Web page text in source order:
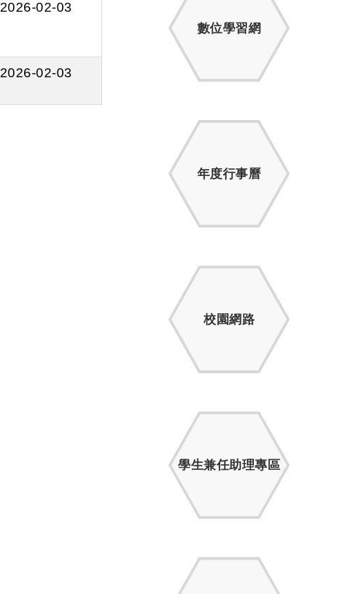
2026-02-03
2026-02-03
數位學習網
年度行事曆
校園網路
學生兼任助理專區